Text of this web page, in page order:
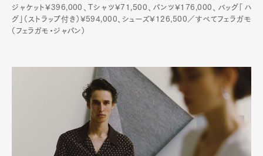
ジャケット¥396,000、Tシャツ¥71,500、パンツ¥176,000、バッグ「ハ
グ」（ストラップ付き）¥594,000、シューズ¥126,500／すべてフェラガモ
（フェラガモ・ジャパン）